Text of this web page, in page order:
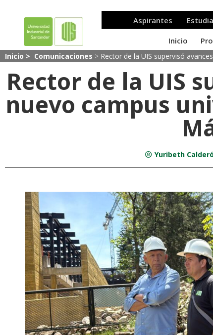
Inicio > Comunicaciones > Rector de la UIS supervisó
Rector de la UIS
nuevo campus
Yuribeth